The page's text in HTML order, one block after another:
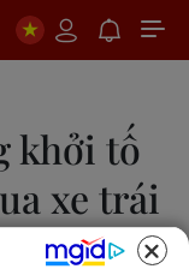
khởi tố
xe trái